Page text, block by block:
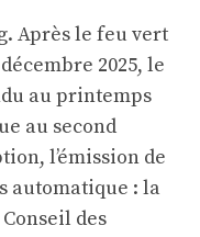
Après le feu vert
2025, le
au printemps
au second
l’émission de
automatique : la
des